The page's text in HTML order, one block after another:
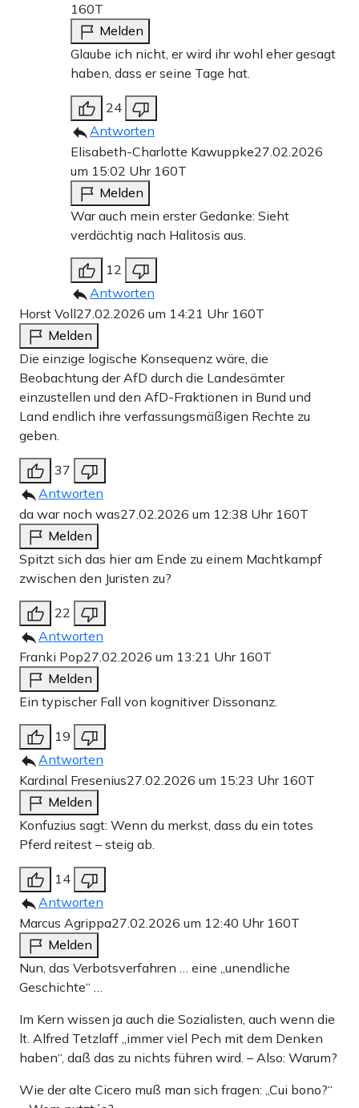
160T
Melden
Glaube ich nicht, er wird ihr wohl eher gesagt
haben, dass er seine Tage hat.
24
Antworten
Elisabeth-Charlotte Kawuppke27.02.2026
um 15:02 Uhr 160T
Melden
War auch mein erster Gedanke: Sieht
verdächtig nach Halitosis aus.
12
Antworten
Horst Voll27.02.2026 um 14:21 Uhr 160T
Melden
Die einzige logische Konsequenz wäre, die
Beobachtung der AfD durch die Landesämter
einzustellen und den AfD-Fraktionen in Bund und
Land endlich ihre verfassungsmäßigen Rechte zu
geben.
37
Antworten
da war noch was27.02.2026 um 12:38 Uhr 160T
Melden
Spitzt sich das hier am Ende zu einem Machtkampf
zwischen den Juristen zu?
22
Antworten
Franki Pop27.02.2026 um 13:21 Uhr 160T
Melden
Ein typischer Fall von kognitiver Dissonanz.
19
Antworten
Kardinal Fresenius27.02.2026 um 15:23 Uhr 160T
Melden
Konfuzius sagt: Wenn du merkst, dass du ein totes
Pferd reitest – steig ab.
14
Antworten
Marcus Agrippa27.02.2026 um 12:40 Uhr 160T
Melden
Nun, das Verbotsverfahren … eine „unendliche
Geschichte“ …
Im Kern wissen ja auch die Sozialisten, auch wenn die
lt. Alfred Tetzlaff „immer viel Pech mit dem Denken
haben“, daß das zu nichts führen wird. – Also: Warum?
Wie der alte Cicero muß man sich fragen: „Cui bono?“